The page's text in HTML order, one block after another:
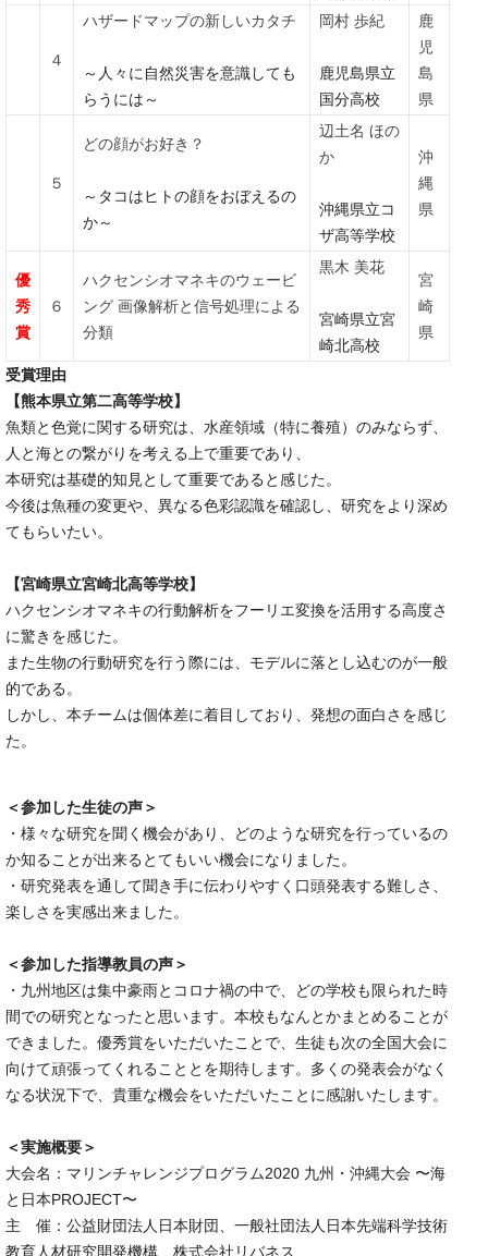
４
ハザードマップの新しいカタチ
～人々に自然災害を意識しても
らうには～
岡村 歩紀
鹿児島県立
国分高校
鹿
児
島
県
５
どの顔がお好き？
～タコはヒトの顔をおぼえるの
か～
辺土名 ほの
か
沖縄県立コ
ザ高等学校
沖
縄
県
優
秀
賞
６
ハクセンシオマネキのウェービ
ング 画像解析と信号処理による
分類
黒木 美花
宮崎県立宮
崎北高校
宮
崎
県
受賞理由
【熊本県立第二高等学校】
魚類と色覚に関する研究は、水産領域（特に養殖）のみならず、
人と海との繋がりを考える上で重要であり、
本研究は基礎的知見として重要であると感じた。
今後は魚種の変更や、異なる色彩認識を確認し、研究をより深め
てもらいたい。
【宮崎県立宮崎北高等学校】
ハクセンシオマネキの行動解析をフーリエ変換を活用する高度さ
に驚きを感じた。
また生物の行動研究を行う際には、モデルに落とし込むのが一般
的である。
しかし、本チームは個体差に着目しており、発想の面白さを感じ
た。
＜参加した生徒の声＞
・様々な研究を聞く機会があり、どのような研究を行っているの
か知ることが出来るとてもいい機会になりました。
・研究発表を通して聞き手に伝わりやすく口頭発表する難しさ、
楽しさを実感出来ました。
＜参加した指導教員の声＞
・九州地区は集中豪雨とコロナ禍の中で、どの学校も限られた時
間での研究となったと思います。本校もなんとかまとめることが
できました。優秀賞をいただいたことで、生徒も次の全国大会に
向けて頑張ってくれることとを期待します。多くの発表会がなく
なる状況下で、貴重な機会をいただいたことに感謝いたします。
＜実施概要＞
大会名：マリンチャレンジプログラム2020 九州・沖縄大会 〜海
と日本PROJECT〜
主 催：公益財団法人日本財団、一般社団法人日本先端科学技術
教育人材研究開発機構、株式会社リバネス